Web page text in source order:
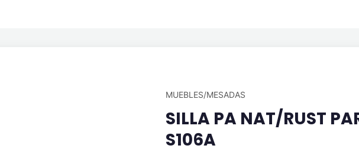
MUEBLES/MESADAS
SILLA PA NAT/RUST
S106A